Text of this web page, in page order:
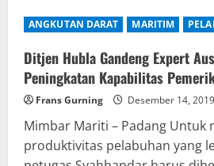
MENHUB
DENGAN
BELANDA
BAHAS
PELUANG
KERJA
SAMA
SEKTOR
TRANSPORTASI
ANGKUTAN DARAT MARITIM
Ditjen Hubla Gandeng Expert
Peningkatan Kapabilitas
Frans Gurning Desember 14, 2019
Mimbar Mariti – Padang Untuk
produktivitas pelabuhan yang